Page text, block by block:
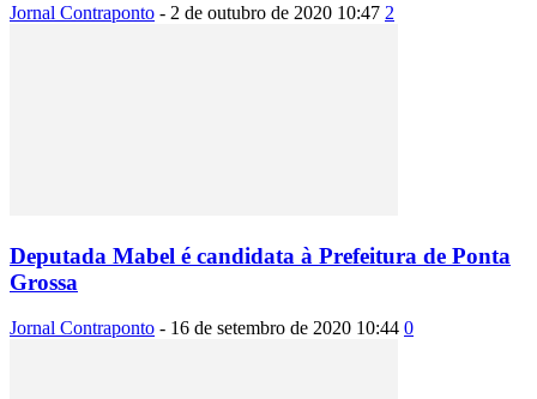
Jornal Contraponto - 2 de outubro de 2020 10:47 2
Deputada Mabel é candidata à Prefeitura de Ponta
Grossa
Jornal Contraponto - 16 de setembro de 2020 10:44 0